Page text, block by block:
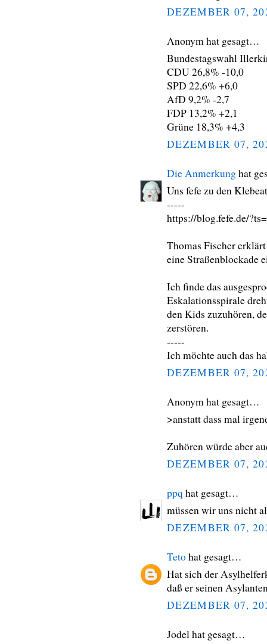
DEZEMBER 07,
Anonym hat gesagt…
Bundestagswahl
CDU 26,8% -10,0
SPD 22,6% +6,0
AfD 9,2% -2,7
FDP 13,2% +2,1
Grüne 18,3% +4,3
DEZEMBER 07,
Die Anmerkunghat
Uns fefe zu den
-----
https://blog.fefe.de/
Thomas Fischer
eine Straßenblockade
Ich finde das
Eskalationsspirale
den Kids zuzuhören,
zerstören.
-----
Ich möchte auch das
DEZEMBER 07,
Anonym hat gesagt…
>anstatt dass mal
Zuhören würde aber
DEZEMBER 07,
ppq hat gesagt…
müssen wir uns nicht
DEZEMBER 07,
Tetohat gesagt…
Hat sich der
daß er seinen
DEZEMBER 07,
Jodel hat gesagt…